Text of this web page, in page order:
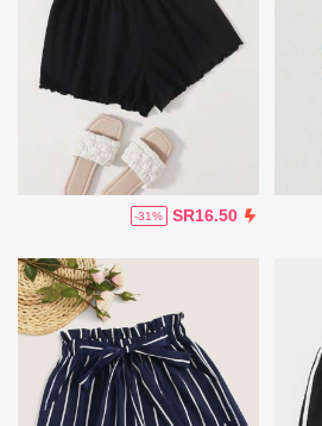
SR16.50
-31%